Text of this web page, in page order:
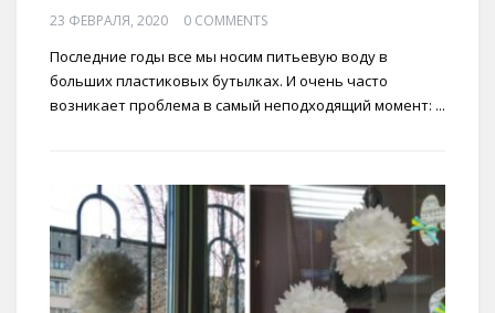
23 ФЕВРАЛЯ, 2020 0 COMMENTS
Последние годы все мы носим питьевую воду в
больших пластиковых бутылках. И очень часто
возникает проблема в самый неподходящий момент: ...